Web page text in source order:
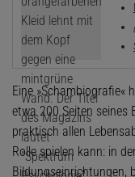
Eine »Schambiografie«
etwa 200 Seiten seines
praktisch allen
Rolle spielen kann: in
Bildungseinrichtungen,